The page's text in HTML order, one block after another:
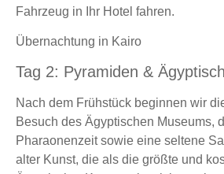
Fahrzeug in Ihr Hotel fahren.
Übernachtung in Kairo
Tag 2: Pyramiden &
Nach dem Frühstück beginnen wir
Besuch des Ägyptischen Museums,
Pharaonenzeit sowie eine seltene
alter Kunst, die als die größte und